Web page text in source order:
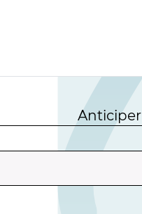
Anticiper